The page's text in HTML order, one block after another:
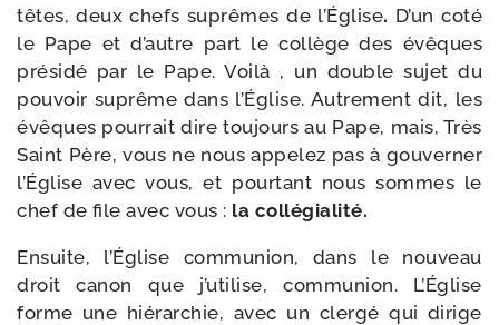
têtes, deux chefs suprêmes de l’Église. D’un coté
le Pape et d’autre part le col­lège des évêques
pré­si­dé par le Pape. Voilà , un double sujet du
pou­voir suprême dans l’Église. Autrement dit, les
évêques pour­rait dire tou­jours au Pape, mais, Très
Saint Père, vous ne nous appe­lez pas à gou­ver­ner
l’Église avec vous, et pour­tant nous sommes le
chef de file avec vous : la col­lé­gia­li­té.
Ensuite, l’Église com­mu­nion, dans le nou­veau
droit canon que j’utilise, com­mu­nion. L’Église
forme une hié­rar­chie, avec un cler­gé qui dirige